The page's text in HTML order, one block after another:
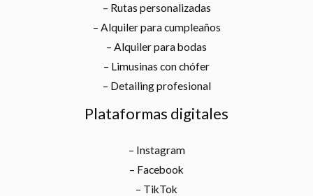
– Rutas personalizadas
– Alquiler para cumpleaños
– Alquiler para bodas
– Limusinas con chófer
– Detailing profesional
Plataformas digitales
– Instagram
– Facebook
– TikTok